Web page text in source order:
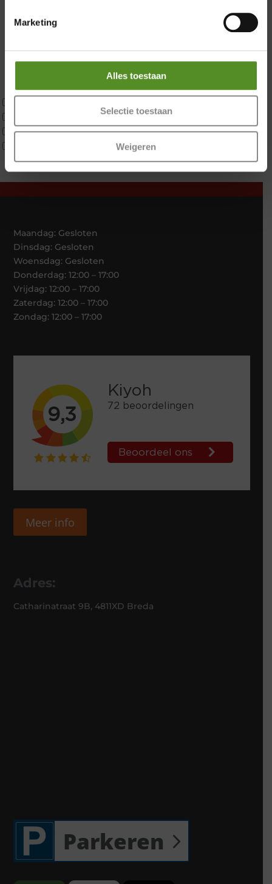
Marketing
Alles toestaan
Selectie toestaan
Weigeren
Twijfelaar
Koudschuim
Traagschuim
Tweepersoons 1 kern product
Tweepersoons 2 kernen
Webshop Only Collectie
Maandag: Gesloten
Dinsdag: Gesloten
Woensdag: Gesloten
Donderdag: 12:00 – 17:00
Vrijdag: 12:00 – 17:00
Zaterdag: 12:00 – 17:00
Zondag: 12:00 – 17:00
Meer info
Adres:
Catharinatraat 9B, 4811XD Breda
Parkeren